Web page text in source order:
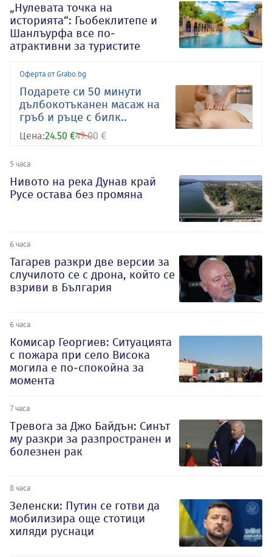
„Нулевата точка на
историята“: Гьобеклитепе и
Шанлъурфа все по-
атрактивни за туристите
Оферта от Grabo.bg
Подарете си 50 минути
дълбокотъканен масаж на
гръб и ръце с билк..
Цена:24.50 €49.00 €
5 часа
Нивото на река Дунав край
Русе остава без промяна
6 часа
Тагарев разкри две версии за
случилото се с дрона, който се
взриви в България
6 часа
Комисар Георгиев: Ситуацията
с пожара при село Висока
могила е по-спокойна за
момента
7 часа
Тревога за Джо Байдън: Синът
му разкри за разпространен и
болезнен рак
8 часа
Зеленски: Путин се готви да
мобилизира още стотици
хиляди руснаци